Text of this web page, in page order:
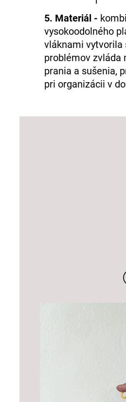
5. Materiál -
vysokoodolného
vláknami vytvorila
problémov zvláda
prania a sušenia,
pri organizácii v